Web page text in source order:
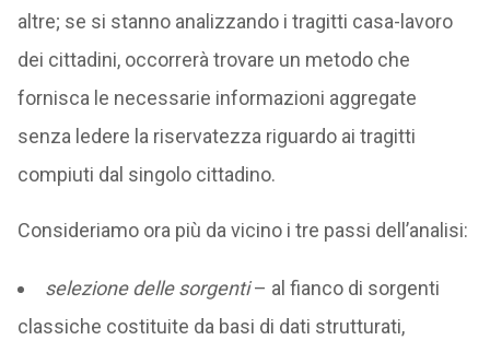
altre; se si stanno analizzando i tragitti casa-lavoro
dei cittadini, occorrerà trovare un metodo che
fornisca le necessarie informazioni aggregate
senza ledere la riservatezza riguardo ai tragitti
compiuti dal singolo cittadino.
Consideriamo ora più da vicino i tre passi dell’analisi:
selezione delle sorgenti– al fianco di sorgenti
classiche costituite da basi di dati strutturati,